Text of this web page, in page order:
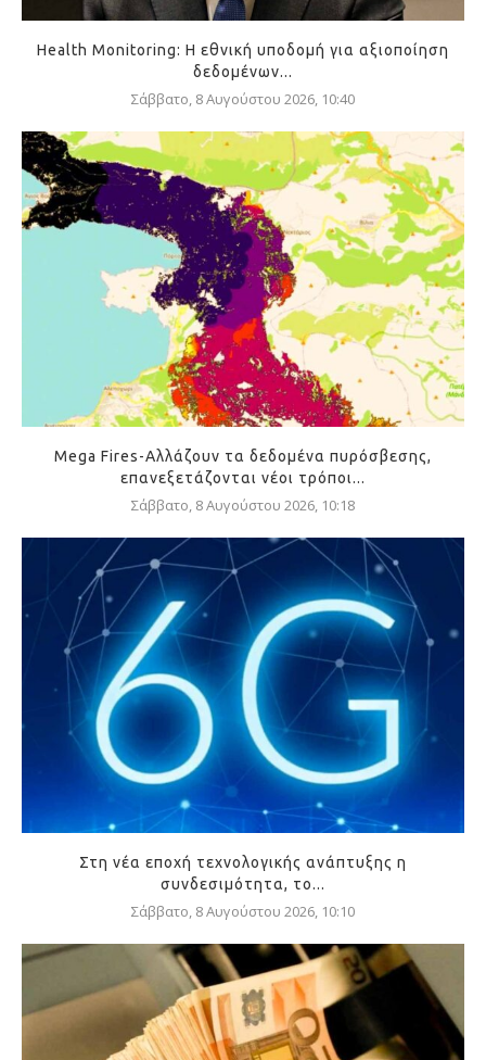
Health Monitoring: Η εθνική υποδομή για αξιοποίηση
δεδομένων...
Σάββατο, 8 Αυγούστου 2026, 10:40
Mega Fires-Αλλάζουν τα δεδομένα πυρόσβεσης,
επανεξετάζονται νέοι τρόποι...
Σάββατο, 8 Αυγούστου 2026, 10:18
Στη νέα εποχή τεχνολογικής ανάπτυξης η
συνδεσιμότητα, το...
Σάββατο, 8 Αυγούστου 2026, 10:10